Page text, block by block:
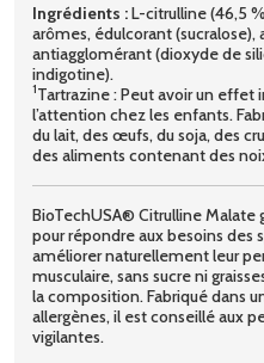
Ingrédients :L-citrulline (46,5
arômes, édulcorant
antiagglomérant (dioxyde de
indigotine).
1Tartrazine : Peut avoir un effet
l’attention chez les enfants.
du lait, des œufs, du soja, des
des aliments contenant des
BioTechUSA® Citrulline Malate
pour répondre aux besoins des
améliorer naturellement leur
musculaire, sans sucre ni
la composition. Fabriqué dans
allergènes, il est conseillé aux
vigilantes.